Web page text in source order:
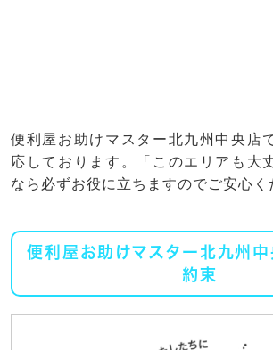
便利屋お助けマスター北九州中央店
応しております。「このエリアも大
なら必ずお役に立ちますのでご安心く
便利屋お助けマスター北九州中
約束